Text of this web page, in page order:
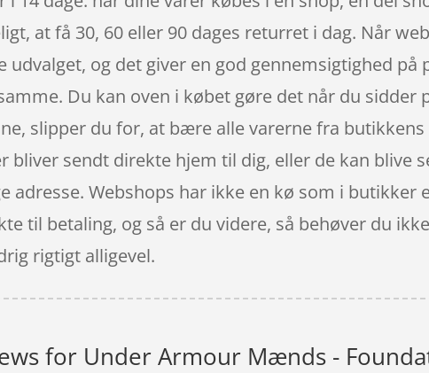
at få 30, 60 eller 90 dages returret i dag. Når
udvalget, og det giver en god gennemsigtighed
Du kan oven i købet gøre det når du
slipper du for, at bære alle varerne fra
bliver sendt direkte hjem til dig, eller de kan blive
adresse. Webshops har ikke en kø som i
til betaling, og så er du videre, så behøver du
rigtigt alligevel.
for Under Armour Mænds -